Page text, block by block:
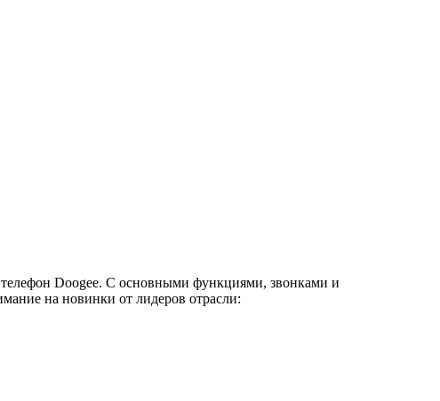
Doogee. С основными функциями, звонками и
на новинки от лидеров отрасли: